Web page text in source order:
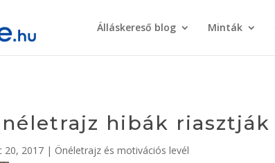
Álláskereső blog Minták
hibák riasztják
20, 2017 | Önéletrajz és motivációs levél